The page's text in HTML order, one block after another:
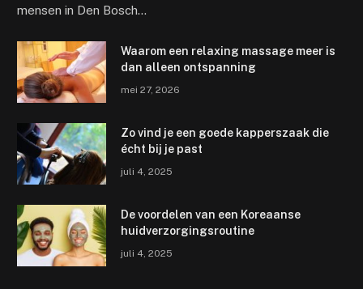
mensen in Den Bosch…
Waarom een relaxing massage meer is
dan alleen ontspanning
mei 27, 2026
Zo vind je een goede kapperszaak die
écht bij je past
juli 4, 2025
De voordelen van een Koreaanse
huidverzorgingsroutine
juli 4, 2025